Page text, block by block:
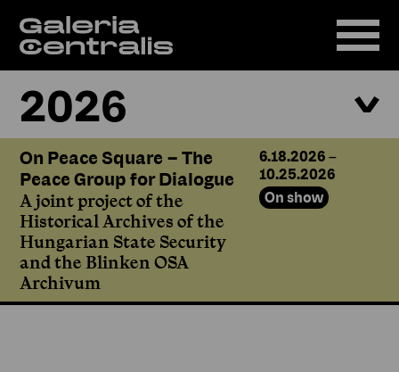
2026
On Peace Square – The
Peace Group for Dialogue
A joint project of the
Historical Archives of the
Hungarian State Security
and the Blinken OSA
Archivum
6.18.2026 –
10.25.2026
On show